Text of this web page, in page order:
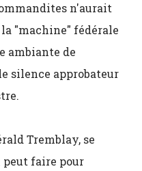
n'aurait
"machine" fédérale
ambiante de
silence approbateur
Tremblay, se
peut faire pour